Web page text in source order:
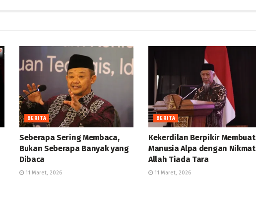
BERITA
Seberapa Sering Membaca,
Bukan Seberapa Banyak yang
Dibaca
11 Maret, 2026
BERITA
Kekerdilan Berpikir Membuat
Manusia Alpa dengan Nikmat
Allah Tiada Tara
11 Maret, 2026